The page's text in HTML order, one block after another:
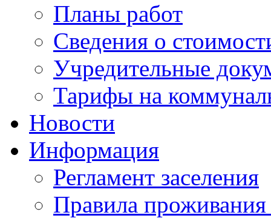
Планы работ
Сведения о
Учредительные
Тарифы на
Новости
Информация
Регламент заселения
Правила